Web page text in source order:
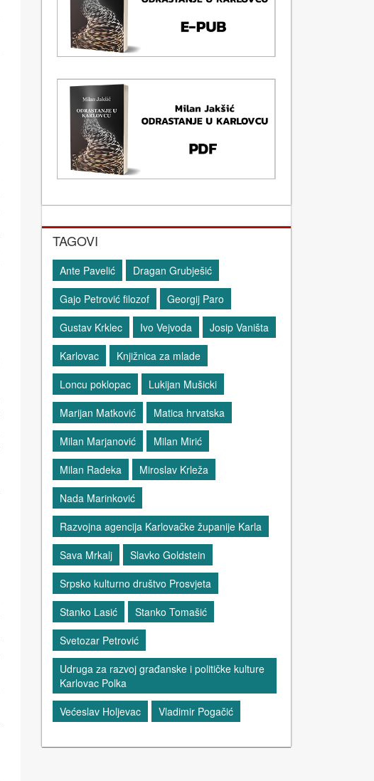
TAGOVI
Ante Pavelić
Dragan Grubješić
Gajo Petrović filozof
Georgij Paro
Gustav Krklec
Ivo Vejvoda
Josip Vaništa
Karlovac
Knjižnica za mlade
Loncu poklopac
Lukijan Mušicki
Marijan Matković
Matica hrvatska
Milan Marjanović
Milan Mirić
Milan Radeka
Miroslav Krleža
Nada Marinković
Razvojna agencija Karlovačke županije Karla
Sava Mrkalj
Slavko Goldstein
Srpsko kulturno društvo Prosvjeta
Stanko Lasić
Stanko Tomašić
Svetozar Petrović
Udruga za razvoj građanske i političke kulture
Karlovac Polka
Većeslav Holjevac
Vladimir Pogačić